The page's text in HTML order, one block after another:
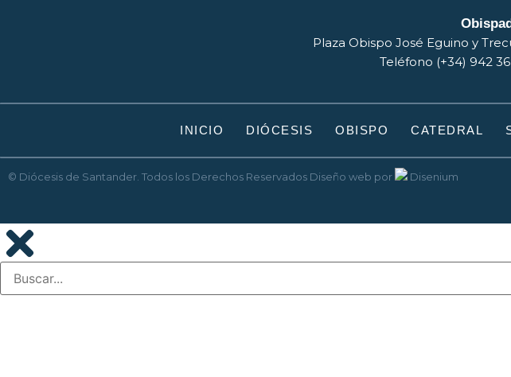
Plaza Obispo José Eguino y
Teléfono (+34) 942
INICIO DIÓCESIS OBISPO CATEDRAL
© Diócesis de Santander. Todos los Derechos Reservados Diseño web por Disenium